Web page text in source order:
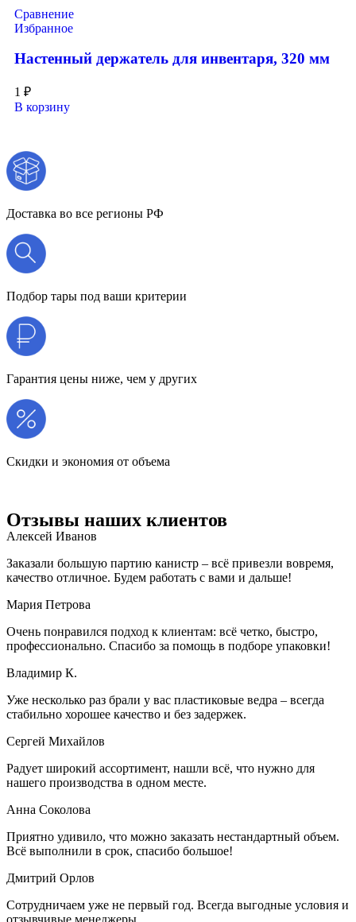
Сравнение
Избранное
Настенный держатель для инвентаря, 320 мм
1 ₽
В корзину
Доставка во все регионы РФ
Подбор тары под ваши критерии
Гарантия цены ниже, чем у других
Скидки и экономия от объема
Отзывы наших клиентов
Алексей Иванов
Заказали большую партию канистр – всё привезли вовремя,
качество отличное. Будем работать с вами и дальше!
Мария Петрова
Очень понравился подход к клиентам: всё четко, быстро,
профессионально. Спасибо за помощь в подборе упаковки!
Владимир К.
Уже несколько раз брали у вас пластиковые ведра – всегда
стабильно хорошее качество и без задержек.
Сергей Михайлов
Радует широкий ассортимент, нашли всё, что нужно для
нашего производства в одном месте.
Анна Соколова
Приятно удивило, что можно заказать нестандартный объем.
Всё выполнили в срок, спасибо большое!
Дмитрий Орлов
Сотрудничаем уже не первый год. Всегда выгодные условия и